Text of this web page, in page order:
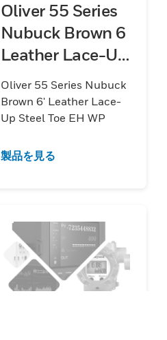
Oliver 55 Series
Nubuck Brown 6
Leather Lace-Up
Steel Toe EH WP
Oliver 55 Series Nubuck
Brown 6' Leather Lace-
Up Steel Toe EH WP
製品を見る